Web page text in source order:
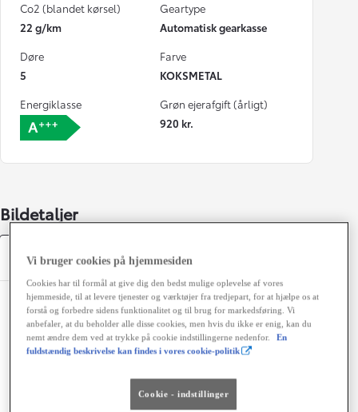
Co2 (blandet kørsel)
22 g/km
Geartype
Automatisk gearkasse
Døre
5
Farve
KOKSMETAL
Energiklasse
Grøn ejerafgift (årligt)
920 kr.
Bildetaljer
Specifikationer
Dimensioner og mål
Døre
Sæder
Vi bruger cookies på hjemmesiden
Cookies har til formål at give dig den bedst mulige oplevelse af vores
hjemmeside, til at levere tjenester og værktøjer fra tredjepart, for at hjælpe os at
forstå og forbedre sidens funktionalitet og til brug for markedsføring. Vi
anbefaler, at du beholder alle disse cookies, men hvis du ikke er enig, kan du
nemt ændre dem ved at trykke på cookie indstillingerne nedenfor.
En
fuldstændig beskrivelse kan findes i vores cookie-politik
Cookie - indstillinger